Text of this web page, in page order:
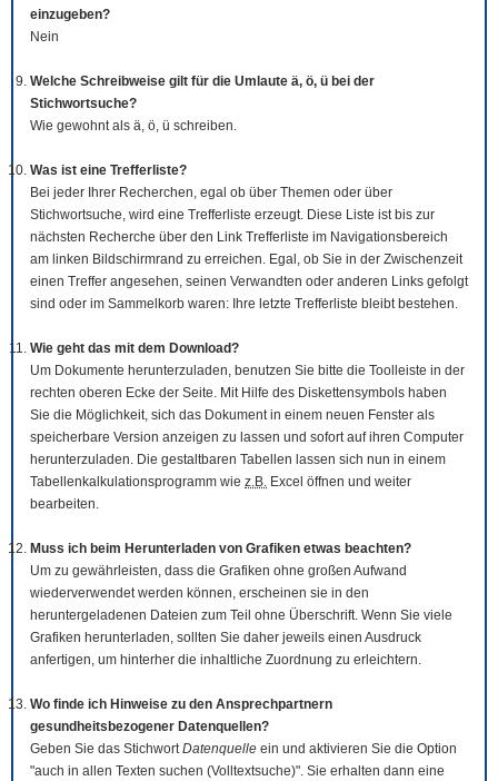
einzugeben?
Nein
Welche Schreibweise gilt für die Umlaute ä, ö, ü bei der
Stichwortsuche?
Wie gewohnt als ä, ö, ü schreiben.
Was ist eine Trefferliste?
Bei jeder Ihrer Recherchen, egal ob über Themen oder über
Stichwortsuche, wird eine Trefferliste erzeugt. Diese Liste ist bis zur
nächsten Recherche über den Link Trefferliste im Navigationsbereich
am linken Bildschirmrand zu erreichen. Egal, ob Sie in der Zwischenzeit
einen Treffer angesehen, seinen Verwandten oder anderen Links gefolgt
sind oder im Sammelkorb waren: Ihre letzte Trefferliste bleibt bestehen.
Wie geht das mit dem Download?
Um Dokumente herunterzuladen, benutzen Sie bitte die Tool leiste in der
rechten oberen Ecke der Seite. Mit Hilfe des Diskettensymbols haben
Sie die Möglichkeit, sich das Dokument in einem neuen Fenster als
speicherbare Version anzeigen zu lassen und sofort auf ihren Computer
herunterzuladen. Die gestaltbaren Tabellen lassen sich nun in einem
Tabellenkalkulationsprogramm wie z.B. Excel öffnen und weiter
bearbeiten.
Muss ich beim Herunterladen von Grafiken etwas beachten?
Um zu gewährleisten, dass die Grafiken ohne großen Aufwand
wiederverwendet werden können, erscheinen sie in den
heruntergeladenen Dateien zum Teil ohne Überschrift. Wenn Sie viele
Grafiken herunterladen, sollten Sie daher jeweils einen Ausdruck
anfertigen, um hinterher die inhaltliche Zuordnung zu erleichtern.
Wo finde ich Hinweise zu den Ansprechpartnern
gesundheitsbezogener Datenquellen?
Geben Sie das StichwortDatenquelle ein und aktivieren Sie die Option
"auch in allen Texten suchen (Volltextsuche)". Sie erhalten dann eine